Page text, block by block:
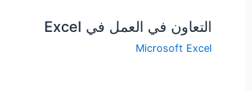
التعاون في العمل في Excel
Microsoft Excel